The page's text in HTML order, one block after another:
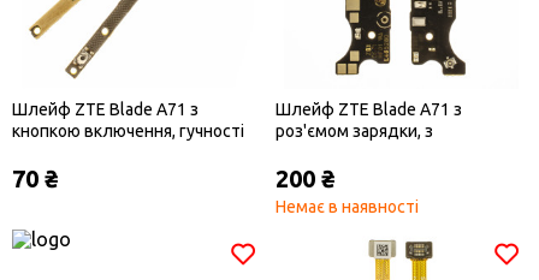
Шлейф ZTE Blade A71 з
кнопкою включення, гучності
70 ₴
Шлейф ZTE Blade A71 з
роз'ємом зарядки, з
200 ₴
Немає в наявності